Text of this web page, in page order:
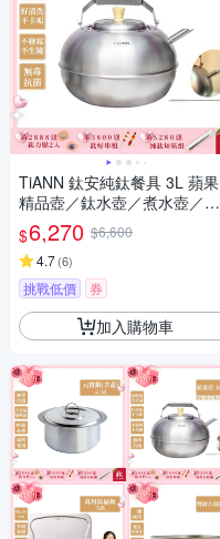
TiANN 鈦安純鈦餐具 3L 蘋果
精品壺／鈦水壺／煮水壺／茶
壺／養生壺(3000ml)(快)
$6,270 $6,600
4.7(6)
挑戰低價 券
加入購物車